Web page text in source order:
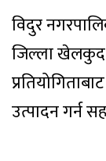
विदुर
जिल्ला खेलकुद
प्रतियोगिताबाट
उत्पादन गर्न